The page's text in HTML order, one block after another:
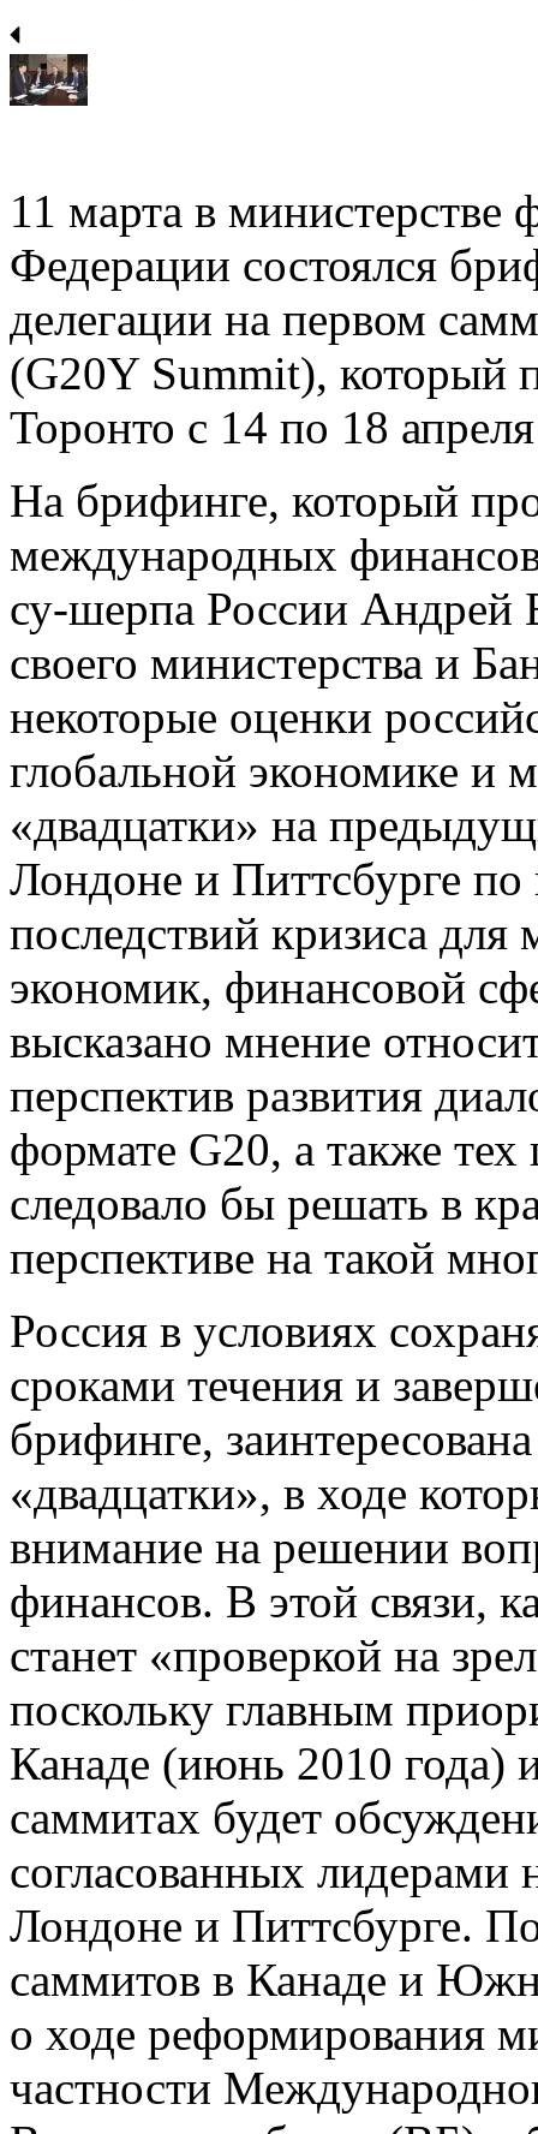
11 марта в министерстве
Федерации состоялся
делегации на первом
(G20Y Summit), который
Торонто с 14 по 18
На брифинге, который
международных
су-шерпа России Андрей
своего министерства и
некоторые оценки
глобальной экономике и
«двадцатки» на
Лондоне и Питтсбурге
последствий кризиса
экономик, финансовой
высказано мнение
перспектив развития
формате G20, а также тех
следовало бы решать в
перспективе на такой
Россия в условиях
сроками течения и
брифинге,
«двадцатки», в ходе
внимание на решении
финансов. В этой связи,
станет «проверкой на
поскольку главным
Канаде (июнь 2010
саммитах будет
согласованных лидерами
Лондоне и Питтсбурге.
саммитов в Канаде и
о ходе реформирования
частности